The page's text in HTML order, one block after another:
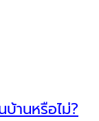
านหรือไม่?